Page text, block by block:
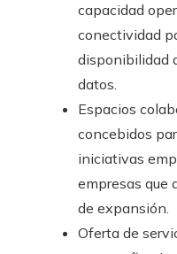
capacidad
conectividad
disponibilidad
datos.
Espacios
concebidos
iniciativas
empresas que
de expansión.
Oferta de